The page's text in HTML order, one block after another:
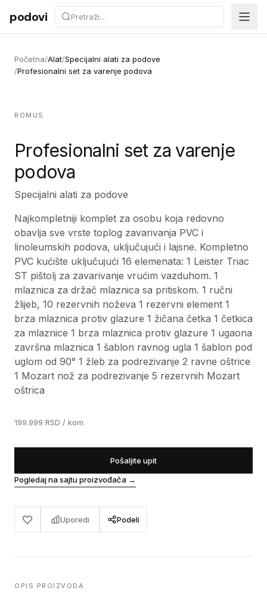
Preskoči na sadržaj
podovi
Početna/Alat/Specijalni alati za podove
/Profesionalni set za varenje podova
ROMUS
Profesionalni set za varenje
podova
Specijalni alati za podove
Najkompletniji komplet za osobu koja redovno
obavlja sve vrste toplog zavarivanja PVC i
linoleumskih podova, uključujući i lajsne. Kompletno
PVC kućište uključujući 16 elemenata: 1 Leister Triac
ST pištolj za zavarivanje vrućim vazduhom. 1
mlaznica za držač mlaznica sa pritiskom. 1 ručni
žlijeb, 10 rezervnih noževa 1 rezervni element 1
brza mlaznica protiv glazure 1 žičana četka 1 četkica
za mlaznice 1 brza mlaznica protiv glazure 1 ugaona
završna mlaznica 1 šablon ravnog ugla 1 šablon pod
uglom od 90° 1 žleb za podrezivanje 2 ravne oštrice
1 Mozart nož za podrezivanje 5 rezervnih Mozart
oštrica
199.999 RSD / kom
Pošaljite upit
Pogledaj na sajtu proizvođača →
Uporedi Podeli
OPIS PROIZVODA